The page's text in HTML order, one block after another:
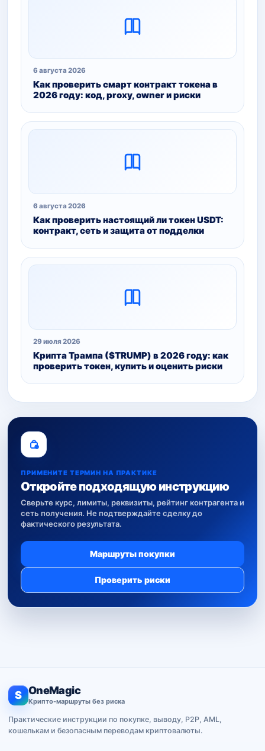
6 августа 2026
Как проверить смарт контракт токена в
2026 году: код, proxy, owner и риски
6 августа 2026
Как проверить настоящий ли токен USDT:
контракт, сеть и защита от подделки
29 июля 2026
Крипта Трампа ($TRUMP) в 2026 году: как
проверить токен, купить и оценить риски
ПРИМЕНИТЕ ТЕРМИН НА ПРАКТИКЕ
Откройте подходящую инструкцию
Сверьте курс, лимиты, реквизиты, рейтинг контрагента и
сеть получения. Не подтверждайте сделку до
фактического результата.
Маршруты покупки
Проверить риски
S OneMagic
Крипто-маршруты без риска
Практические инструкции по покупке, выводу, P2P, AML,
кошелькам и безопасным переводам криптовалюты.